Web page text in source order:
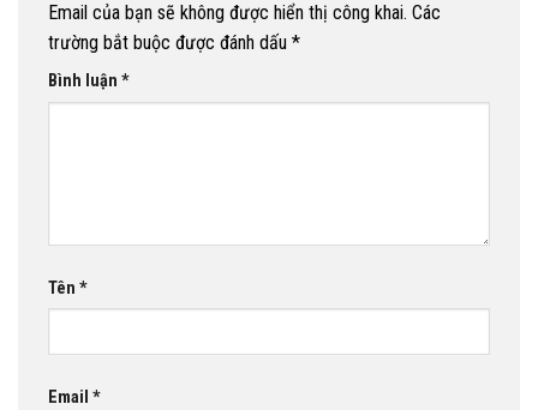
Email của bạn sẽ không được hiển thị công khai. Các
trường bắt buộc được đánh dấu *
Bình luận *
Tên *
Email *